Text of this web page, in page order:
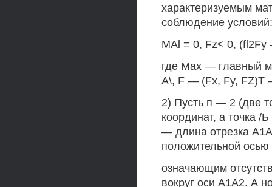
характеризуемым
соблюдение условий:
MAl = 0, Fz< 0, (fl2Fy
где Max — главный
А\, F — (Fx, Fy, FZ)T
2) Пусть п — 2 (две
координат, а точка /
— длина отрезка
положительной
означающим
вокруг оси А1А2. А